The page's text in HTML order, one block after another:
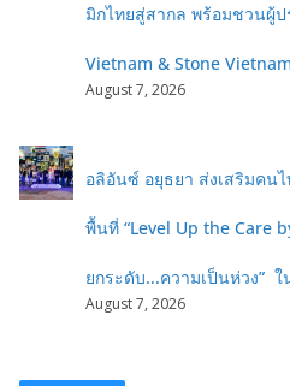
มิกไทยสู่สากล พร้อมชวนผู้ป
Vietnam & Stone
August 7, 2026
อลิอันซ์ อยุธยา ส่งเสริมคน
พื้นที่ “Level Up the Care
ยกระดับ...ความเป็นห่วง”
August 7, 2026